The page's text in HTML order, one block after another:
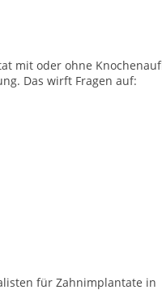
mit oder ohne
Das wirft Fragen auf:
für Zahnimplantate in